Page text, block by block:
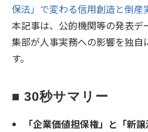
保法」で変わる信用創造と倒産
本記事は、公的機関等の発表デ
集部が人事実務への影響を独自
す。
■ 30秒サマリー
「企業価値担保権」と「新